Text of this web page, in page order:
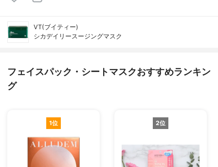
VT(ブイティー)
シカデイリースージングマスク
フェイスパック・シートマスクおすすめランキン
グ
1位 2位